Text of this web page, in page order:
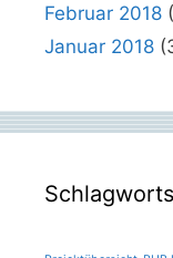
Februar 2018
Januar 2018